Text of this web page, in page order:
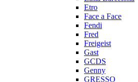
Etro
Face a Face
Fendi
Fred
Freigeist
Gast
GCDS
Genny
GRESSO